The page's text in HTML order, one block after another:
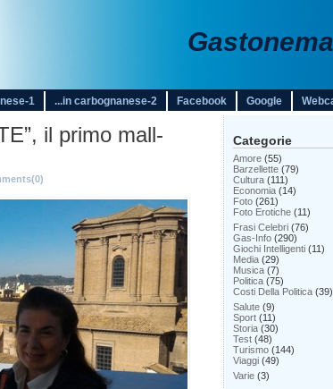
1 ...in carbognanese-2 Facebook Google
il primo mall-
Categorie
Amore (55)
Barzellette (79)
Cultura (111)
Economia (14)
Foto (261)
Foto Erotiche (11)
Frasi Celebri (76)
Gas-Info (290)
Giochi Intelligenti (11)
Media (29)
Musica (7)
Politica (75)
Costi Della Politica (39)
Salute (9)
Sport (11)
Storia (30)
Test (48)
Turismo (144)
Viaggi (49)
Varie (3)